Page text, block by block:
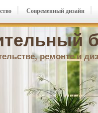
ремонте и
Современный дизайн